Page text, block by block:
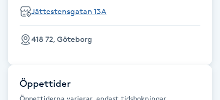
Yogamassage
Zumba
Jättestensgatan 13A
418 72, Göteborg
Öppettider
Öppettiderna varierar, endast tidsbokningar.